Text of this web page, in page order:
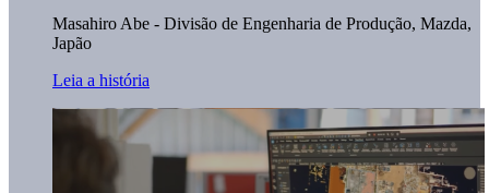
Masahiro Abe - Divisão de Engenharia de Produção, Mazda,
Japão
Leia a história